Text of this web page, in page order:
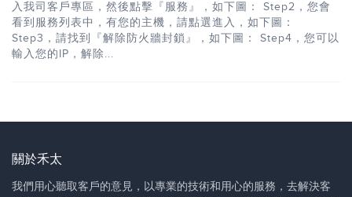
入我司客戶專區，然後點擊『服務』，如下圖： Step2，您會
看到服務列表中，有您的主機，請點選進入，如下圖：
Step3，請找到『解除防火牆封鎖』，如下圖： Step4，您可以
輸入您的IP，解除...
關於禾太
我們用心聽取客戶的意見，以專業的技術和用心的服務，去解決客